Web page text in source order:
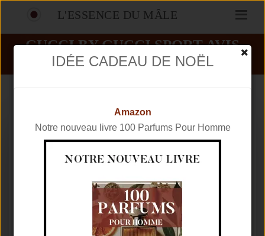
L'ESSENCE DU MÂLE
GUCCI BY GUCCI SPORT AVIS
PARFUMS GUCCI GUCCI BY GUCCI SPORT
IDÉE CADEAU DE NOËL
Amazon
Notre nouveau livre 100 Parfums Pour Homme